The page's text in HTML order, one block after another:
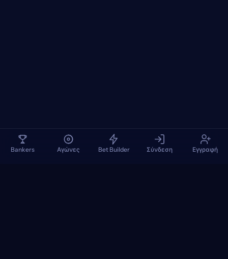
Bankers Αγώνες Bet Builder Σύνδεση Εγγραφή